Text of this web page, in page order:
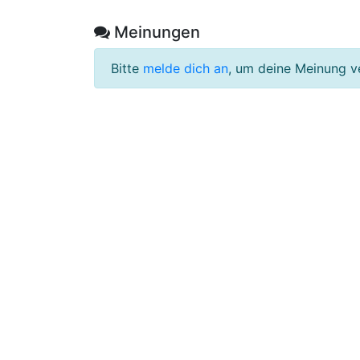
Meinungen
Bitte melde dich an, um deine Meinung